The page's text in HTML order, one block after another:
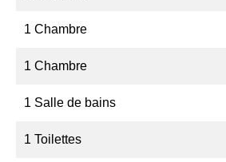
1 Chambre
1 Chambre
1 Salle de bains
1 Toilettes